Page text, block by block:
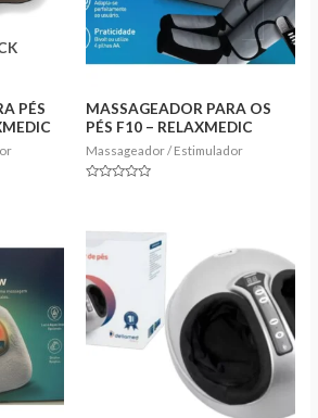
PÉS
MASSAGEADOR PARA OS
PÉS F10 – RELAXMEDIC
Massageador / Estimulador